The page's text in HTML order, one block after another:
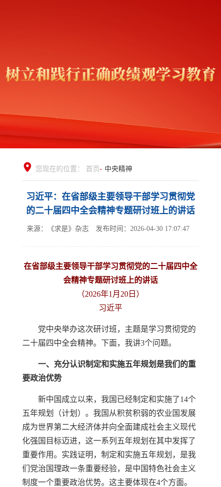
您现在的位置： 首页- 中央精神
习近平：在省部级主要领导干部学习贯彻党
的二十届四中全会精神专题研讨班上的讲话
来源：《求是》杂志 发布时间：2026-04-30 17:07:47
在省部级主要领导干部学习贯彻党的二十届四中全
会精神专题研讨班上的讲话
（2026年1月20日）
习近平
党中央举办这次研讨班，主题是学习贯彻党的
二十届四中全会精神。下面，我讲3个问题。
一、充分认识制定和实施五年规划是我们的重
要政治优势
新中国成立以来，我国已经制定和实施了14个
五年规划（计划）。我国从积贫积弱的农业国发展
成为世界第二大经济体并向全面建成社会主义现代
化强国目标迈进，这一系列五年规划在其中发挥了
重要作用。实践证明，制定和实施五年规划，是我
们党治国理政一条重要经验，是中国特色社会主义
制度一个重要政治优势。这主要体现在4个方面。